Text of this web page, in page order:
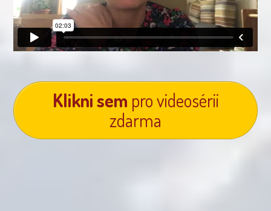
Klikni sem pro videosérii
zdarma